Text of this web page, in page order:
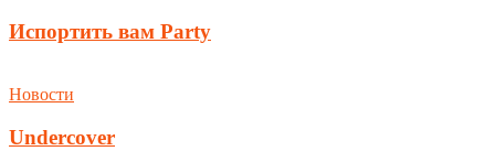
Испортить вам Party
Новости
Undercover